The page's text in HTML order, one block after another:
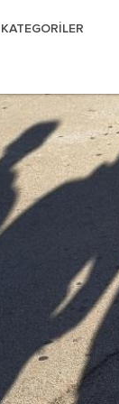
KATEGORİLER